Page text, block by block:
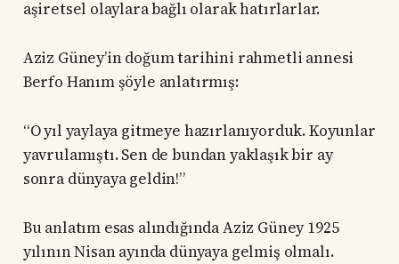
aşiretsel olaylara bağlı olarak hatırlarlar.
Aziz Güney’in doğum tarihini rahmetli annesi
Berfo Hanım şöyle anlatırmış:
“O yıl yaylaya gitmeye hazırlanıyorduk. Koyunlar
yavrulamıştı. Sen de bundan yaklaşık bir ay
sonra dünyaya geldin!”
Bu anlatım esas alındığında Aziz Güney 1925
yılının Nisan ayında dünyaya gelmiş olmalı.